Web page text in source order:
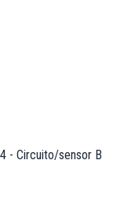
- Circuito/sensor B